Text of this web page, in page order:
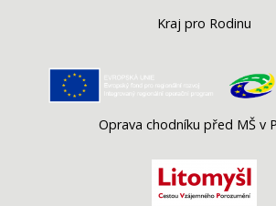
Kraj pro Rodinu
Oprava chodníku před MŠ v